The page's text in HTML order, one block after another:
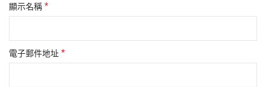
顯示名稱 *
電子郵件地址 *